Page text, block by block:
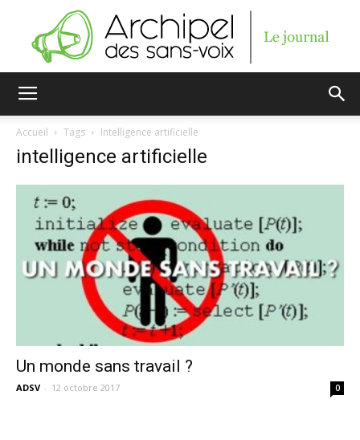
sans-
voix
Accueil Tags Intelligence artificielle
intelligence artificielle
Un monde sans travail ?
ADSV - 12 octobre 2017 0